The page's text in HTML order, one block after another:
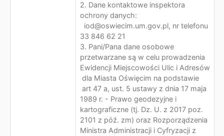
2. Dane kontaktowe inspektora
ochrony danych:
iod@oswiecim.um.gov.pl, nr telefonu
33 846 62 21
3. Pani/Pana dane osobowe
przetwarzane są w celu prowadzenia
Ewidencji Miejscowości Ulic i Adresów
dla Miasta Oświęcim na podstawie
art 47 a, ust. 5 ustawy z dnia 17 maja
1989 r. - Prawo geodezyjne i
kartograficzne (tj. Dz. U. z 2017 poz.
2101 z póź. zm) oraz Rozporządzenia
Ministra Administracji i Cyfryzacji z